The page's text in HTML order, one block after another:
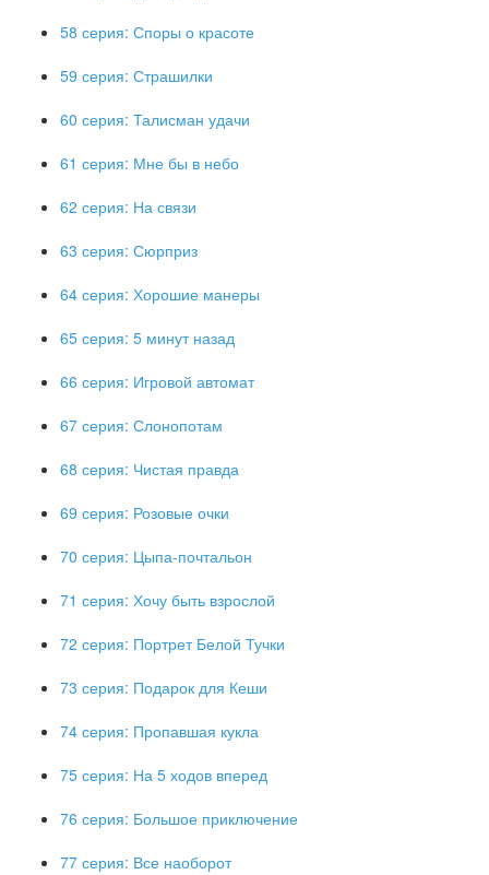
58 серия: Споры о красоте
59 серия: Страшилки
60 серия: Талисман удачи
61 серия: Мне бы в небо
62 серия: На связи
63 серия: Сюрприз
64 серия: Хорошие манеры
65 серия: 5 минут назад
66 серия: Игровой автомат
67 серия: Слонопотам
68 серия: Чистая правда
69 серия: Розовые очки
70 серия: Цыпа-почтальон
71 серия: Хочу быть взрослой
72 серия: Портрет Белой Тучки
73 серия: Подарок для Кеши
74 серия: Пропавшая кукла
75 серия: На 5 ходов вперед
76 серия: Большое приключение
77 серия: Все наоборот